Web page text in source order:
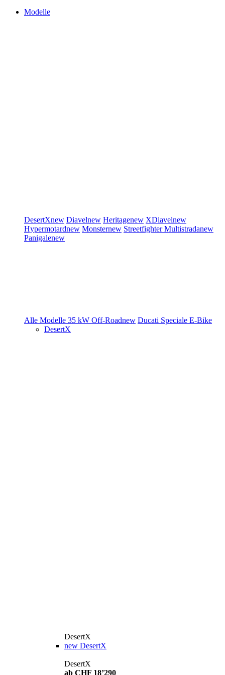
Modelle
DesertXnew Diavelnew Heritagenew XDiavelnew
Hypermotardnew Monsternew StreetfighterMultistradanew
Panigalenew
Alle Modelle 35 kW Off-Roadnew Ducati Speciale E-Bike
DesertX
DesertX
new DesertX
DesertX
ab CHF 18’290